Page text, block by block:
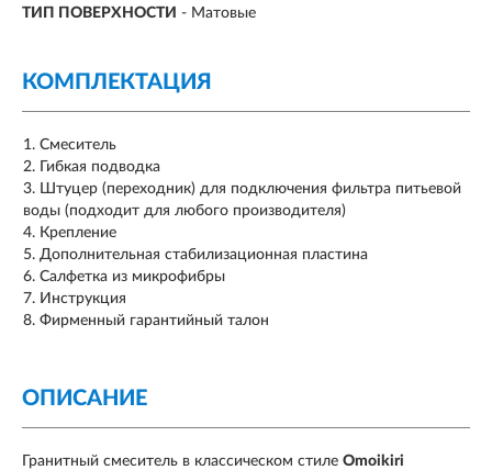
ТИП ПОВЕРХНОСТИ - Матовые
КОМПЛЕКТАЦИЯ
Смеситель
Гибкая подводка
Штуцер (переходник) для подключения фильтра питьевой
воды (подходит для любого производителя)
Крепление
Дополнительная стабилизационная пластина
Салфетка из микрофибры
Инструкция
Фирменный гарантийный талон
ОПИСАНИЕ
Гранитный смеситель в классическом стиле Omoikiri